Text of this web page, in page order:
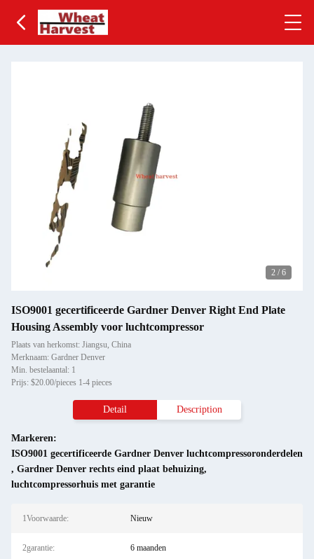
2 / 6
ISO9001 gecertificeerde Gardner Denver Right End Plate
Housing Assembly voor luchtcompressor
Plaats van herkomst: Jiangsu, China
Merknaam: Gardner Denver
Min. bestelaantal: 1
Prijs: $20.00/pieces 1-4 pieces
Detail Description
Markeren:
ISO9001 gecertificeerde Gardner Denver luchtcompressoronderdelen
, Gardner Denver rechts eind plaat behuizing,
luchtcompressorhuis met garantie
1Voorwaarde: Nieuw
2garantie: 6 maanden